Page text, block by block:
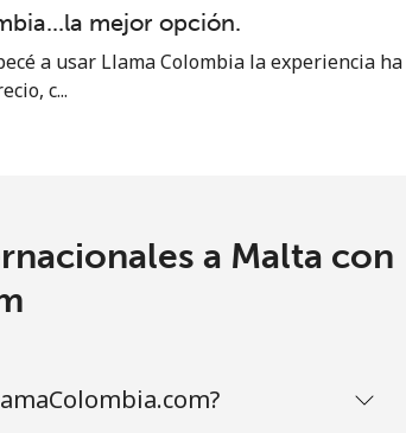
por ⁦$5⁩
por ⁦$5⁩
mejor opción.
a usar Llama Colombia la experiencia
c...
a Malta con